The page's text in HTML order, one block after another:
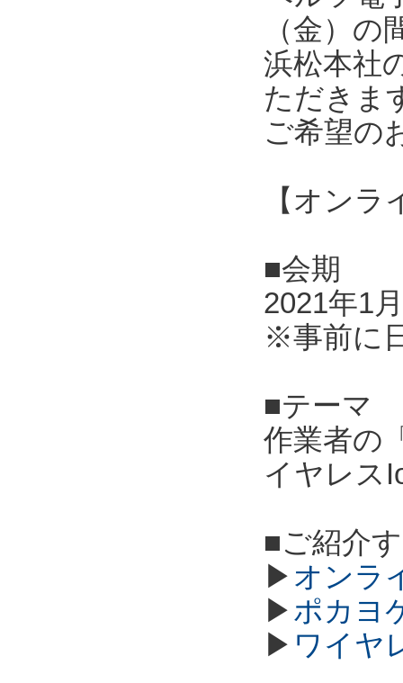
（金）
浜松本社
ただきま
ご希望の
【オン
■会期
2021年1
※事前に
■テーマ
作業者の
イヤレス
■ご紹介
▶ オンラ
▶ポカヨ
▶ ワイヤ